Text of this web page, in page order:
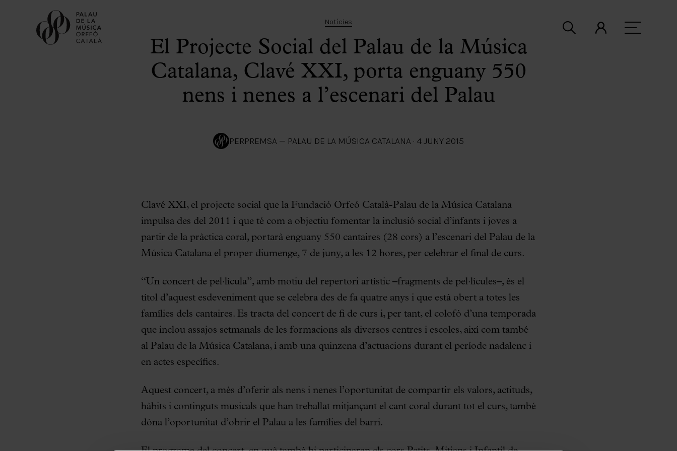
Notícies
El Projecte Social del Palau de la Música
Catalana, Clavé XXI, porta enguany 550
nens i nenes a l’escenari del Palau
PERPREMSA — PALAU DE LA MÚSICA CATALANA · 4 JUNY 2015
Clavé XXI, el projecte social que la Fundació Orfeó Català-Palau de la Música Catalana
impulsa des del 2011 i que té com a objectiu fomentar la inclusió social d’infants i joves a
partir de la pràctica coral, portarà enguany 550 cantaires (28 cors) a l’escenari del Palau de la
Música Catalana el proper diumenge, 7 de juny, a les 12 hores, per celebrar el final de curs.
“Un concert de pel·lícula”, amb motiu del repertori artístic –fragments de pel·lícules–, és el
títol d’aquest esdeveniment que se celebra des de fa quatre anys i que està obert a totes les
famílies dels cantaires. Es tracta del concert de fi de curs i, per tant, el colofó d’una temporada
que inclou assajos setmanals de les formacions als diversos centres i escoles, així com també
al Palau de la Música Catalana, i amb una quinzena d’actuacions durant el període nadalenc i
en actes específics.
Aquest concert, a més d’oferir als nens i nenes l’oportunitat de compartir els valors, actituds,
hàbits i continguts musicals que han treballat mitjançant el cant coral durant tot el curs, també
dóna l’oportunitat d’obrir el Palau a les famílies del barri.